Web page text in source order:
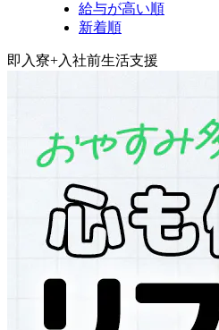
給与が高い順
新着順
即入寮+入社前生活支援